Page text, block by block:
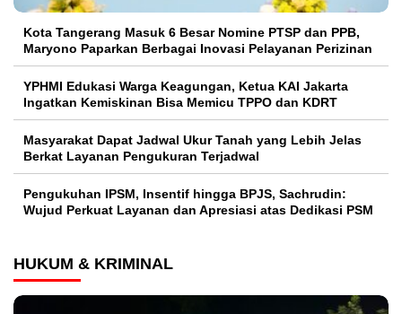
Kota Tangerang Masuk 6 Besar Nomine PTSP dan PPB,
Maryono Paparkan Berbagai Inovasi Pelayanan Perizinan
YPHMI Edukasi Warga Keagungan, Ketua KAI Jakarta
Ingatkan Kemiskinan Bisa Memicu TPPO dan KDRT
Masyarakat Dapat Jadwal Ukur Tanah yang Lebih Jelas
Berkat Layanan Pengukuran Terjadwal
Pengukuhan IPSM, Insentif hingga BPJS, Sachrudin:
Wujud Perkuat Layanan dan Apresiasi atas Dedikasi PSM
HUKUM & KRIMINAL